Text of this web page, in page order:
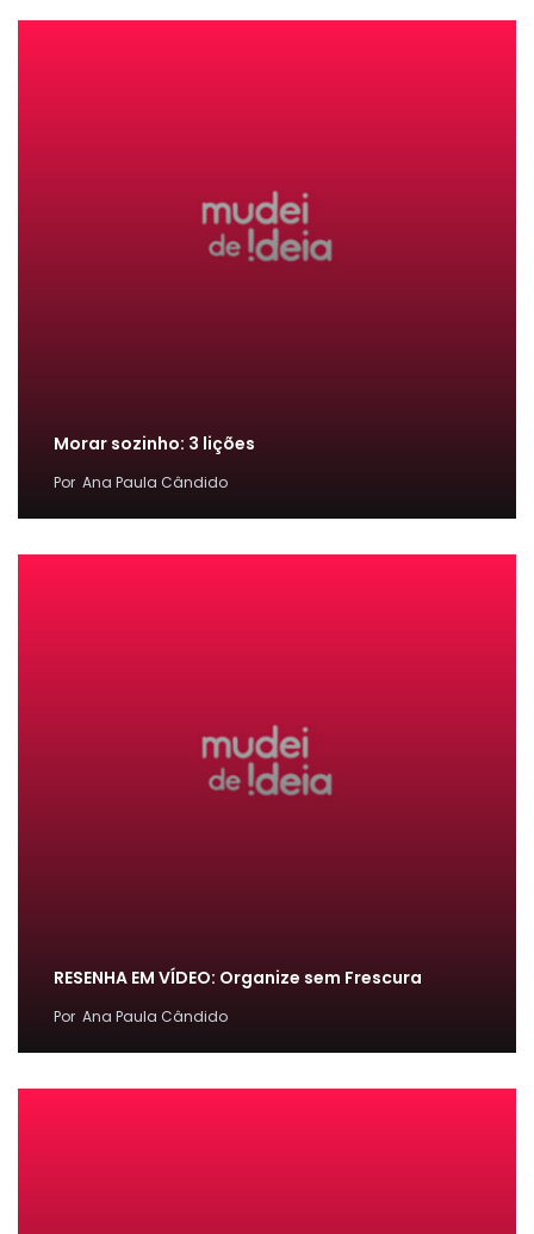
Morar sozinho: 3 lições
Por Ana Paula Cândido
RESENHA EM VÍDEO: Organize sem Frescura
Por Ana Paula Cândido